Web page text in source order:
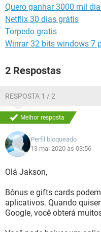
Quero ganhar 3000 mil
Netflix 30 dias grátis
Torpedo gratis
Winrar 32 bits windows 7
2 Respostas
RESPOSTA 1 / 2
Melhor resposta
Perfil bloqueado
13 mai 2020 às 03:56
Olá Jakson,
Bônus e gifts cards
aplicativos. Quando
Google, você obterá